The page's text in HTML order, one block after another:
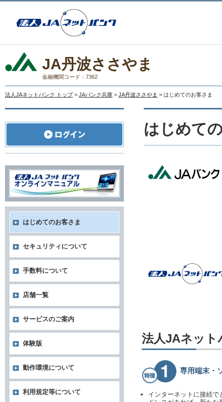
JA丹波ささやま
金融機関コード：7362
法人JAネットバンク トップ > JAバンク兵庫 > JA丹波ささやま > はじめてのお客さま
はじめて
法人JAネット
専用端末・
インターネットに接続
はじめてのお客さま
セキュリティについて
手数料について
店舗一覧
サービスのご案内
体験版
動作環境について
利用規定等について